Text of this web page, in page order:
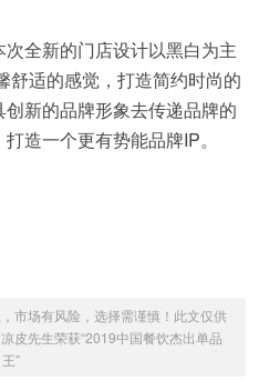
全新的门店设计以黑白为主
舒适的感觉，打造简约时尚的
新的品牌形象去传递品牌的
造一个更有势能品牌IP。
市场有风险，选择需谨慎！此文仅供
凉皮先生荣获“2019中国餐饮杰出单品
王”